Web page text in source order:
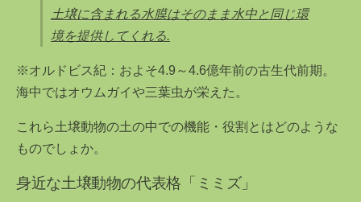
土壌に含まれる水膜はそのまま水中と同じ環
境を提供してくれる.
※オルドビス紀：およそ4.9～4.6億年前の古生代前期。
海中ではオウムガイや三葉虫が栄えた。
これら土壌動物の土の中での機能・役割とはどのような
ものでしょか。
身近な土壌動物の代表格「ミミズ」